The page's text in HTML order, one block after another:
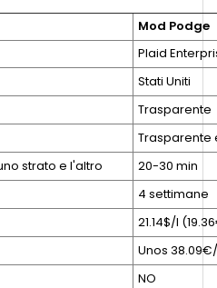
Mod Podge
Plaid
Stati Uniti
Trasparente
Trasparente
strato e l'altro
20-30 min
4 settimane
21.14$/l
Unos
NO